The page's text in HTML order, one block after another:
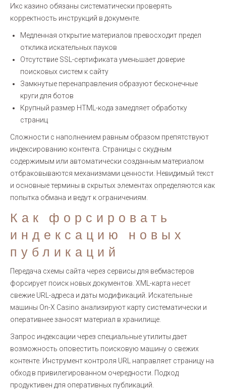
Икс казино обязаны систематически проверять
корректность инструкций в документе.
Медленная открытие материалов превосходит предел
отклика искательных пауков
Отсутствие SSL-сертификата уменьшает доверие
поисковых систем к сайту
Замкнутые перенаправления образуют бесконечные
круги для ботов
Крупный размер HTML-кода замедляет обработку
страниц
Сложности с наполнением равным образом препятствуют
индексированию контента. Страницы с скудным
содержимым или автоматически созданным материалом
отбраковываются механизмами ценности. Невидимый текст
и основные термины в скрытых элементах определяются как
попытка обмана и ведут к ограничениям.
Как форсировать
индексацию новых
публикаций
Передача схемы сайта через сервисы для вебмастеров
форсирует поиск новых документов. XML-карта несет
свежие URL-адреса и даты модификаций. Искательные
машины On-X Casino анализируют карту систематически и
оперативнее заносят материал в хранилище.
Запрос индексации через специальные утилиты дает
возможность оповестить поисковую машину о свежих
контенте. Инструмент контроля URL направляет страницу на
обход в привилегированном очередности. Подход
продуктивен для оперативных публикаций.